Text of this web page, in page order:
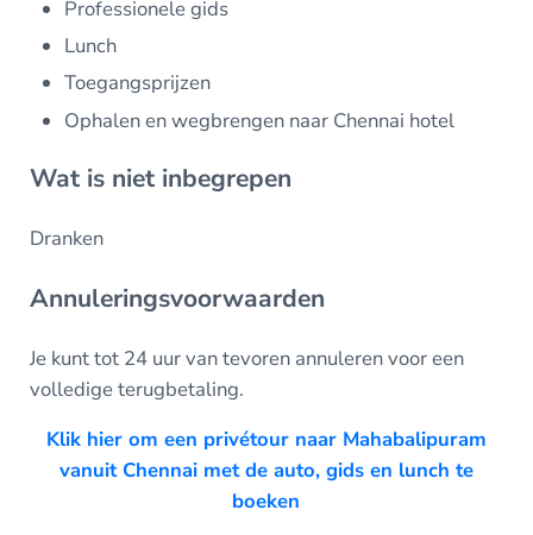
Professionele gids
Lunch
Toegangsprijzen
Ophalen en wegbrengen naar Chennai hotel
Wat is niet inbegrepen
Dranken
Annuleringsvoorwaarden
Je kunt tot 24 uur van tevoren annuleren voor een
volledige terugbetaling.
Klik hier om een privétour naar Mahabalipuram
vanuit Chennai met de auto, gids en lunch te
boeken